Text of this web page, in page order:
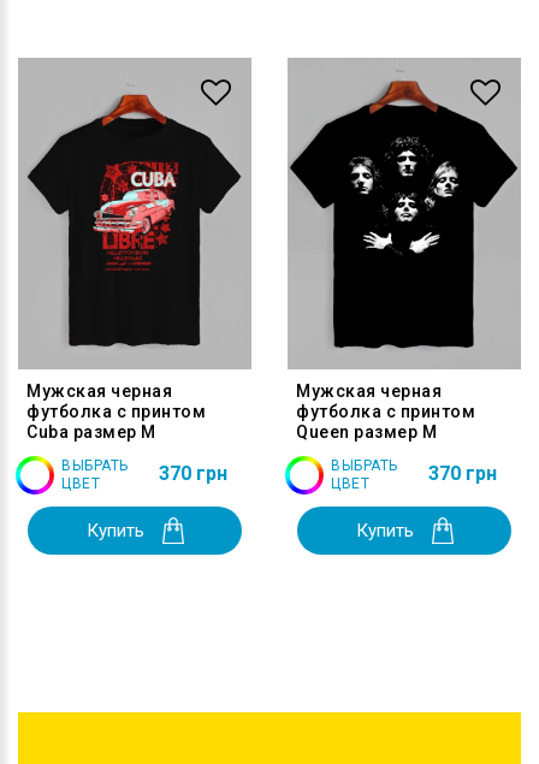
Мужская черная
футболка с принтом
Cuba размер M
ВЫБРАТЬ
ЦВЕТ
370 грн
Купить
Мужская черная
футболка с принтом
Queen размер M
ВЫБРАТЬ
ЦВЕТ
370 грн
Купить